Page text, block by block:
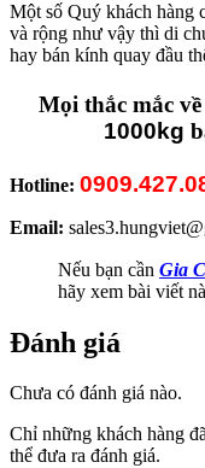
Một số Quý khách hàng
và rộng như vậy thì di
hay bán kính quay đầu
Mọi thắc mắc về
1000kg
Hotline:
Email:
Nếu bạn cần Gia
hãy xem bài viết
Đánh giá
Chưa có đánh giá nào.
Chỉ những khách hàng
thể đưa ra đánh giá.